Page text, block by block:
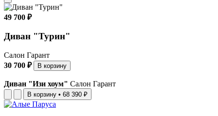
49 700 ₽
Диван "Турин"
Салон Гарант
30 700 ₽
В корзину
Диван "Изи хоум" Салон Гарант
В корзину • 68 390 ₽